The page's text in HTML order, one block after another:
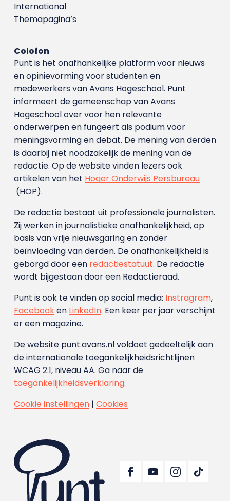
International
Themapagina’s
Colofon
Punt is het onafhankelijke platform voor nieuws
en opinievorming voor studenten en
medewerkers van Avans Hoge­school. Punt
informeert de gemeenschap van Avans
Hogeschool over voor hen relevante
onderwerpen en fungeert als podium voor
meningsvorming en debat. De mening van derden
is daarbij niet noodzakelijk de mening van de
redactie. Op de website vinden lezers ook
artikelen van het Hoger Onderwijs Persbureau
(HOP).
De redactie bestaat uit professionele journalisten.
Zij werken in journalistieke onafhankelijkheid, op
basis van vrije nieuwsgaring en zonder
beïnvloeding van derden. De onafhankelijkheid is
geborgd door een redactiestatuut. De redactie
wordt bijgestaan door een Redactieraad.
Punt is ook te vinden op social media: Instragram,
Facebooken LinkedIn. Een keer per jaar verschijnt
er een magazine.
De website punt.avans.nl voldoet gedeeltelijk aan
de internationale toegankelijkheidsrichtlijnen
WCAG 2.1, niveau AA. Ga naar de
toegankelijkheidsverklaring.
Cookie instellingen| Cookies